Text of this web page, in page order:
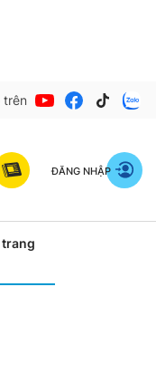
trên
ĐĂNG NHẬP